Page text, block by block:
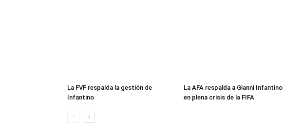
La FVF respalda la gestión de
Infantino
La AFA respalda a Gianni Infantino
en plena crisis de la FIFA